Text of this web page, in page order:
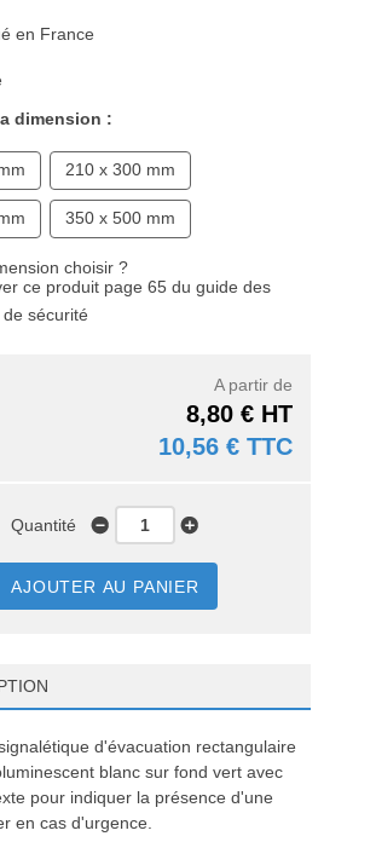
en France
dimension :
210 x 300 mm
350 x 500 mm
choisir ?
ce produit page 65 du guide des
sécurité
A partir de
8,80 € HT
10,56 € TTC
Quantité
AJOUTER AU PANIER
d'évacuation rectangulaire
blanc sur fond vert avec
pour indiquer la présence d'une
en cas d'urgence.